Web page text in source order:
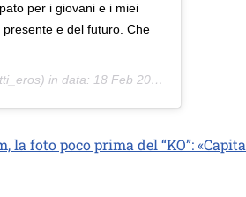
per i giovani e i miei
e del futuro. Che
in data: 18 Feb 2020 alle ore 9:49 PST
foto poco prima del “KO”: «Capita